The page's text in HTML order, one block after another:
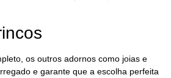
os outros adornos como joias e
e garante que a escolha perfeita